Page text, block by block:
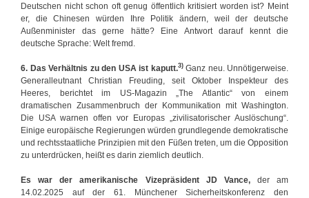
Deutschen nicht schon oft genug öffentlich kritisiert worden ist? Meint
er, die Chinesen würden Ihre Politik ändern, weil der deutsche
Außenminister das gerne hätte? Eine Antwort darauf kennt die
deutsche Sprache: Welt fremd.
6. Das Verhältnis zu den USA ist kaputt.3)Ganz neu. Unnötigerweise.
Generalleutnant Christian Freuding, seit Oktober Inspekteur des
Heeres, berichtet im US-Magazin „The Atlantic“ von einem
dramatischen Zusammenbruch der Kommunikation mit Washington.
Die USA warnen offen vor Europas „zivilisatorischer Auslöschung“.
Einige europäische Regierungen würden grundlegende demokratische
und rechtsstaatliche Prinzipien mit den Füßen treten, um die Opposition
zu unterdrücken, heißt es darin ziemlich deutlich.
Es war der amerikanische Vizepräsident JD Vance,der am
14.02.2025 auf der 61. Münchener Sicherheitskonferenz den